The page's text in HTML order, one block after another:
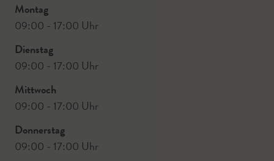
Montag
09:00 - 17:00 Uhr
Dienstag
09:00 - 17:00 Uhr
Mittwoch
09:00 - 17:00 Uhr
Donnerstag
09:00 - 17:00 Uhr